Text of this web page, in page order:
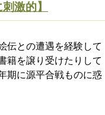
激的】
伝との遭遇を経験して
籍を譲り受けたりして
期に源平合戦ものに惑